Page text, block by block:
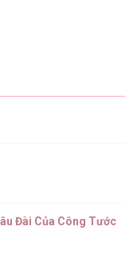
Đài Của Công Tước